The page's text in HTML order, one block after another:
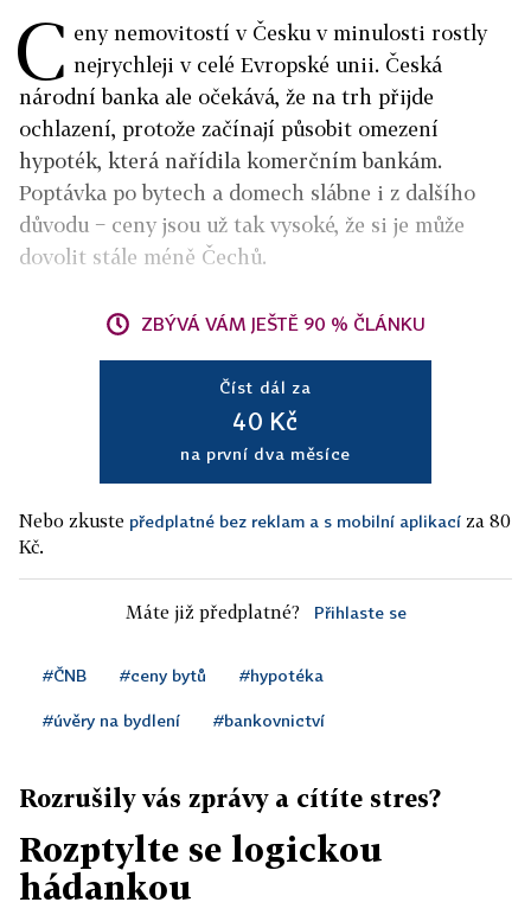
C eny nemovitostí v Česku v minulosti rostly
nejrychleji v celé Evropské unii. Česká
národní banka ale očekává, že na trh přijde
ochlazení, protože začínají působit omezení
hypoték, která nařídila komerčním bankám.
Poptávka po bytech a domech slábne i z dalšího
důvodu − ceny jsou už tak vysoké, že si je může
dovolit stále méně Čechů.
ZBÝVÁ VÁM JEŠTĚ 90 % ČLÁNKU
Číst dál za
40 Kč
na první dva měsíce
Nebo zkuste předplatné bez reklam a s mobilní aplikací za 80
Kč.
Máte již předplatné? Přihlaste se
#ČNB #ceny bytů #hypotéka
#úvěry na bydlení #bankovnictví
Rozrušily vás zprávy a cítíte stres?
Rozptylte se logickou
hádankou